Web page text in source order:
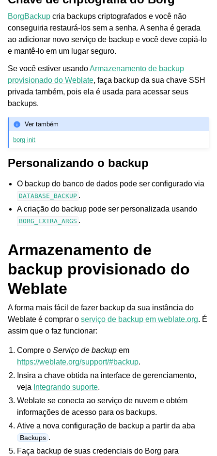
BorgBackup cria backups criptografados e você não
conseguiria restaurá-los sem a senha. A senha é gerada
ao adicionar novo serviço de backup e você deve copiá-lo
e mantê-lo em um lugar seguro.
Se você estiver usandoArmazenamento de backup
provisionado do Weblate, faça backup da sua chave SSH
privada também, pois ela é usada para acessar seus
backups.
Ver também
borg init
Personalizando o backup
O backup do banco de dados pode ser configurado via
DATABASE_BACKUP .
A criação do backup pode ser personalizada usando
BORG_EXTRA_ARGS .
Armazenamento de
backup provisionado do
Weblate
A forma mais fácil de fazer backup da sua instância do
Weblate é comprar o serviço de backup em weblate.org. É
assim que o faz funcionar:
Compre oServiço de backup em
https://weblate.org/support/#backup.
Insira a chave obtida na interface de gerenciamento,
veja Integrando suporte.
Weblate se conecta ao serviço de nuvem e obtém
informações de acesso para os backups.
Ative a nova configuração de backup a partir da aba
Backups .
Faça backup de suas credenciais do Borg para